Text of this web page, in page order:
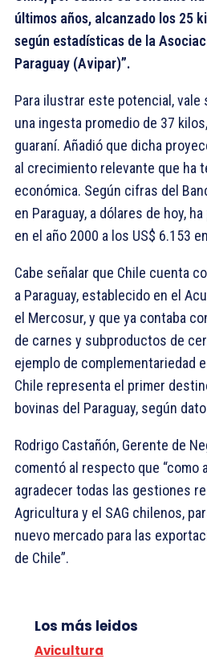
últimos años, alcanzado los 25
según estadísticas de la
Paraguay (Avipar)”.
Para ilustrar este potencial, vale
una ingesta promedio de 37
guaraní. Añadió que dicha
al crecimiento relevante que ha
económica. Según cifras del
en Paraguay, a dólares de hoy,
en el año 2000 a los US$ 6.153
Cabe señalar que Chile cuenta
a Paraguay, establecido en el
el Mercosur, y que ya contaba
de carnes y subproductos de
ejemplo de complementariedad
Chile representa el primer
bovinas del Paraguay, según
Rodrigo Castañón, Gerente de
comentó al respecto que “como
agradecer todas las gestiones
Agricultura y el SAG chilenos,
nuevo mercado para las
de Chile”.
Los más leidos
Avicultura